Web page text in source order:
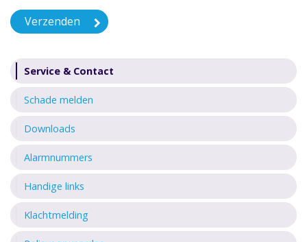
Service & Contact
Schade melden
Downloads
Alarmnummers
Handige links
Klachtmelding